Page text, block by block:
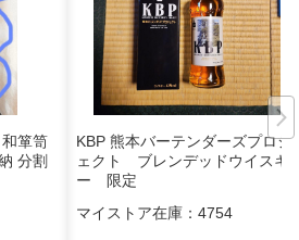
箪笥
分割
KBP 熊本バーテンダーズプロジ
ェクト ブレンデッドウイスキ
ー 限定
マイストア在庫： 4754